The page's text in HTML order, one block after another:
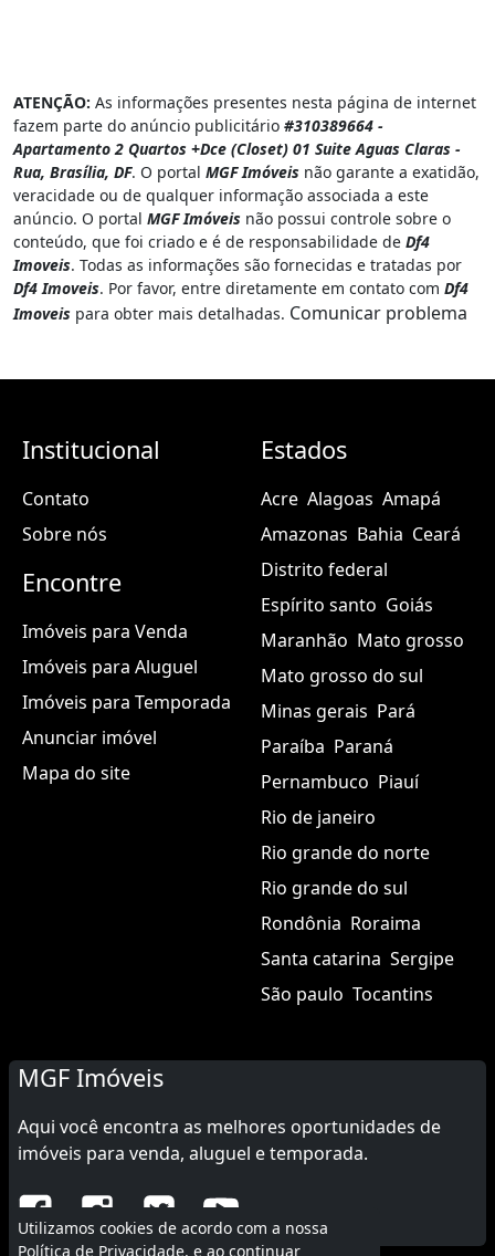
ATENÇÃO: As informações presentes nesta página de internet
fazem parte do anúncio publicitário #310389664 -
Apartamento 2 Quartos +Dce (Closet) 01 Suite Aguas Claras -
Rua, Brasília, DF. O portal MGF Imóveis não garante a exatidão,
veracidade ou de qualquer informação associada a este
anúncio. O portal MGF Imóveis não possui controle sobre o
conteúdo, que foi criado e é de responsabilidade de Df4
Imoveis. Todas as informações são fornecidas e tratadas por
Df4 Imoveis. Por favor, entre diretamente em contato com Df4
Imoveis para obter mais detalhadas. Comunicar problema
Institucional
Contato
Sobre nós
Encontre
Imóveis para Venda
Imóveis para Aluguel
Imóveis para Temporada
Anunciar imóvel
Mapa do site
Estados
Acre Alagoas Amapá
Amazonas Bahia Ceará
Distrito federal
Espírito santo Goiás
Maranhão Mato grosso
Mato grosso do sul
Minas gerais Pará
Paraíba Paraná
Pernambuco Piauí
Rio de janeiro
Rio grande do norte
Rio grande do sul
Rondônia Roraima
Santa catarina Sergipe
São paulo Tocantins
MGF Imóveis
Aqui você encontra as melhores oportunidades de
imóveis para venda, aluguel e temporada.
Utilizamos cookies de acordo com a nossa
Política de Privacidade, e ao continuar